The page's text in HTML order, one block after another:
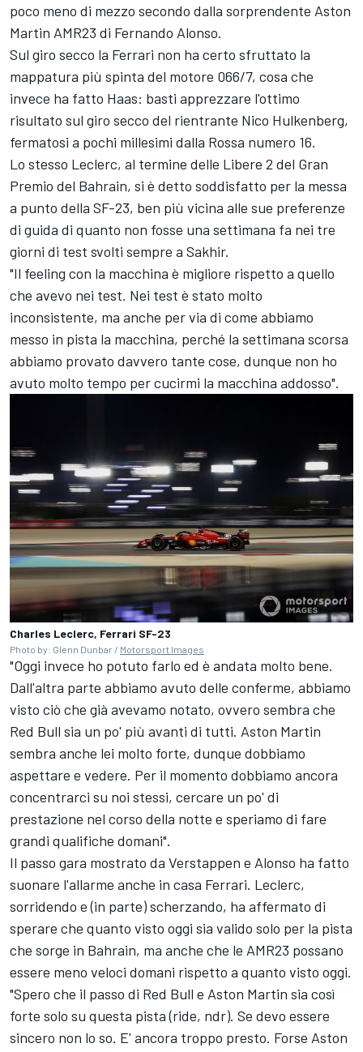
poco meno di mezzo secondo dalla sorprendente Aston
Martin AMR23 di Fernando Alonso.
Sul giro secco la Ferrari non ha certo sfruttato la
mappatura più spinta del motore 066/7, cosa che
invece ha fatto Haas: basti apprezzare l'ottimo
risultato sul giro secco del rientrante Nico Hulkenberg,
fermatosi a pochi millesimi dalla Rossa numero 16.
Lo stesso Leclerc, al termine delle Libere 2 del Gran
Premio del Bahrain, si è detto soddisfatto per la messa
a punto della SF-23, ben più vicina alle sue preferenze
di guida di quanto non fosse una settimana fa nei tre
giorni di test svolti sempre a Sakhir.
"Il feeling con la macchina è migliore rispetto a quello
che avevo nei test. Nei test è stato molto
inconsistente, ma anche per via di come abbiamo
messo in pista la macchina, perché la settimana scorsa
abbiamo provato davvero tante cose, dunque non ho
avuto molto tempo per cucirmi la macchina addosso".
Charles Leclerc, Ferrari SF-23
Photo by: Glenn Dunbar / Motorsport Images
"Oggi invece ho potuto farlo ed è andata molto bene.
Dall'altra parte abbiamo avuto delle conferme, abbiamo
visto ciò che già avevamo notato, ovvero sembra che
Red Bull sia un po' più avanti di tutti. Aston Martin
sembra anche lei molto forte, dunque dobbiamo
aspettare e vedere. Per il momento dobbiamo ancora
concentrarci su noi stessi, cercare un po' di
prestazione nel corso della notte e speriamo di fare
grandi qualifiche domani".
Il passo gara mostrato da Verstappen e Alonso ha fatto
suonare l'allarme anche in casa Ferrari. Leclerc,
sorridendo e (in parte) scherzando, ha affermato di
sperare che quanto visto oggi sia valido solo per la pista
che sorge in Bahrain, ma anche che le AMR23 possano
essere meno veloci domani rispetto a quanto visto oggi.
"Spero che il passo di Red Bull e Aston Martin sia così
forte solo su questa pista (ride, ndr). Se devo essere
sincero non lo so. E' ancora troppo presto. Forse Aston